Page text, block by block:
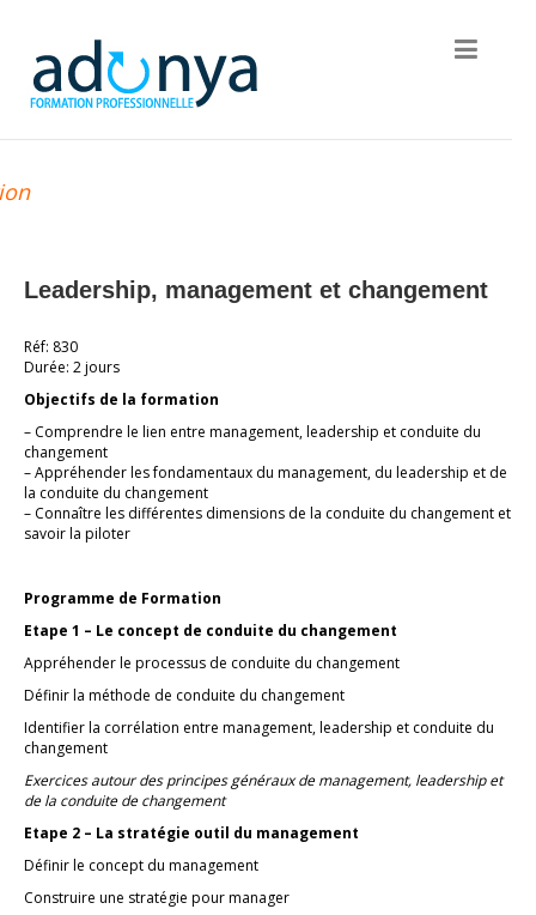
Leadership, management et changement
Réf: 830
Durée: 2 jours
Objectifs de la formation
– Comprendre le lien entre management, leadership et conduite du
changement
– Appréhender les fondamentaux du management, du leadership et de
la conduite du changement
– Connaître les différentes dimensions de la conduite du changement et
savoir la piloter
Programme de Formation
Etape 1 – Le concept de conduite du changement
Appréhender le processus de conduite du changement
Définir la méthode de conduite du changement
Identifier la corrélation entre management, leadership et conduite du
changement
Exercices autour des principes généraux de management, leadership et
de la conduite de changement
Etape 2 – La stratégie outil du management
Définir le concept du management
Construire une stratégie pour manager